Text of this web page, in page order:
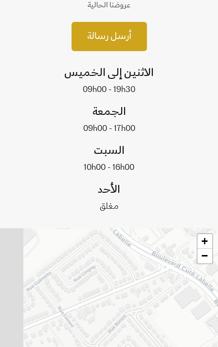
عروضنا الحالية
أرسل رسالة
الاثنين إلى الخميس
09h00 - 19h30
الجمعة
09h00 - 17h00
السبت
10h00 - 16h00
الأحد
مغلق
+
−